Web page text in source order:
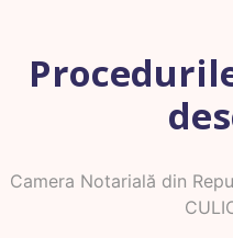
Camera Notarială din